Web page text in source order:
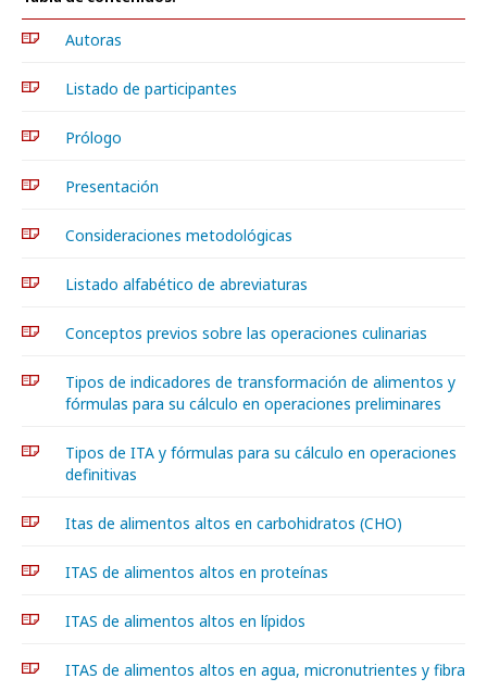
Autoras
Listado de participantes
Prólogo
Presentación
Consideraciones metodológicas
Listado alfabético de abreviaturas
Conceptos previos sobre las operaciones culinarias
Tipos de indicadores de transformación de alimentos y
fórmulas para su cálculo en operaciones preliminares
Tipos de ITA y fórmulas para su cálculo en operaciones
definitivas
Itas de alimentos altos en carbohidratos (CHO)
ITAS de alimentos altos en proteínas
ITAS de alimentos altos en lípidos
ITAS de alimentos altos en agua, micronutrientes y fibra